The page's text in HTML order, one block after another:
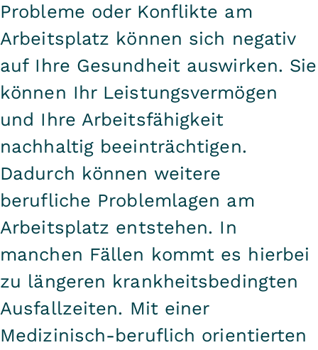
Probleme oder Konflikte am
Arbeitsplatz können sich negativ
auf Ihre Gesundheit auswirken. Sie
können Ihr Leistungsvermögen
und Ihre Arbeitsfähigkeit
nachhaltig beeinträchtigen.
Dadurch können weitere
berufliche Problemlagen am
Arbeitsplatz entstehen. In
manchen Fällen kommt es hierbei
zu längeren krankheitsbedingten
Ausfallzeiten. Mit einer
Medizinisch-beruflich orientierten